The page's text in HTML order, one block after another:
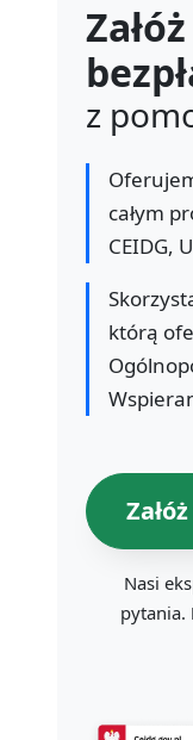
z
całym
CEIDG,
którą
Nasi
pytania.